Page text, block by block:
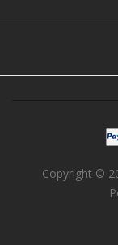
Copyright ©